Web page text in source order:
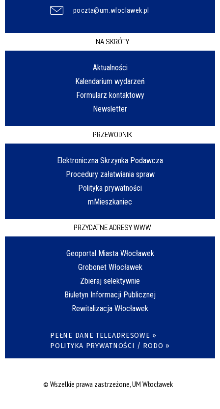
poczta@um.wloclawek.pl
NA SKRÓTY
Aktualności
Kalendarium wydarzeń
Formularz kontaktowy
Newsletter
PRZEWODNIK
Elektroniczna Skrzynka Podawcza
Procedury załatwiania spraw
Polityka prywatności
mMieszkaniec
PRZYDATNE ADRESY WWW
Geoportal Miasta Włocławek
Grobonet Włocławek
Zbieraj selektywnie
Biuletyn Informacji Publicznej
Rewitalizacja Włocławek
PEŁNE DANE TELEADRESOWE »
POLITYKA PRYWATNOŚCI / RODO »
© Wszelkie prawa zastrzeżone, UM Włocławek